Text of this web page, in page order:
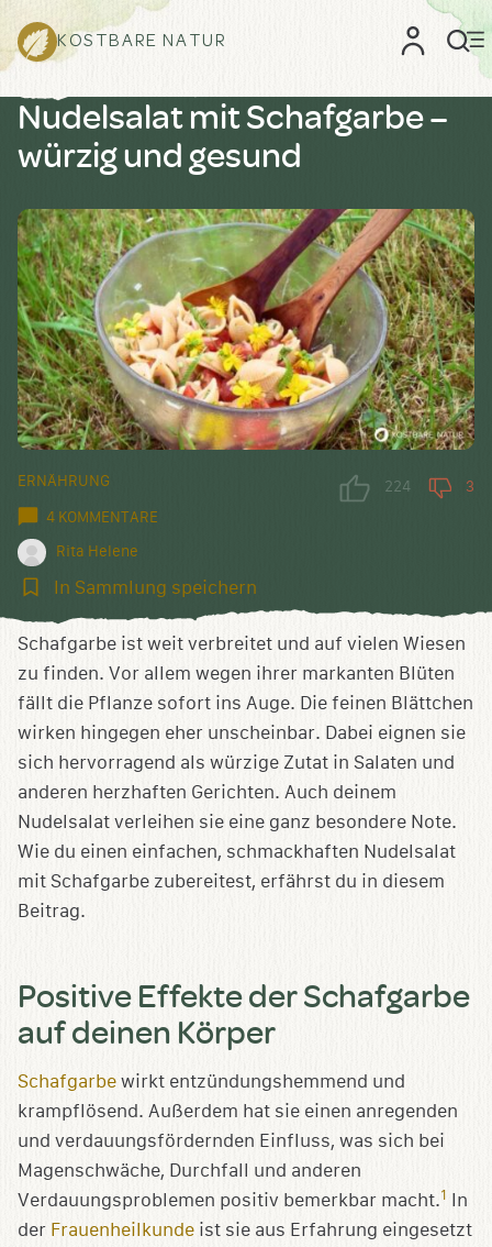
KOSTBARE NATUR
Nudelsalat mit Schafgarbe –
würzig und gesund
ERNÄHRUNG
4 KOMMENTARE
Rita Helene
224 3
In
speichern
In Sammlung speichern
Schafgarbe ist weit verbreitet und auf vielen Wiesen
zu finden. Vor allem wegen ihrer markanten Blüten
fällt die Pflanze sofort ins Auge. Die feinen Blättchen
wirken hingegen eher unscheinbar. Dabei eignen sie
sich hervorragend als würzige Zutat in Salaten und
anderen herzhaften Gerichten. Auch deinem
Nudelsalat verleihen sie eine ganz besondere Note.
Wie du einen einfachen, schmackhaften Nudelsalat
mit Schafgarbe zubereitest, erfährst du in diesem
Beitrag.
Positive Effekte der Schafgarbe
auf deinen Körper
Schafgarbe wirkt entzündungshemmend und
krampflösend. Außerdem hat sie einen anregenden
und verdauungsfördernden Einfluss, was sich bei
Magenschwäche, Durchfall und anderen
Verdauungsproblemen positiv bemerkbar macht.1 In
der Frauenheilkunde ist sie aus Erfahrung eingesetzt